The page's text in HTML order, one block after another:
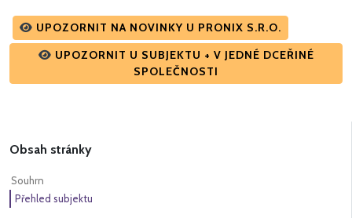
UPOZORNIT NA NOVINKY U PRONIX S.R.O.
UPOZORNIT U SUBJEKTU + V JEDNÉ DCEŘINÉ
SPOLEČNOSTI
Obsah stránky
Souhrn
Přehled subjektu